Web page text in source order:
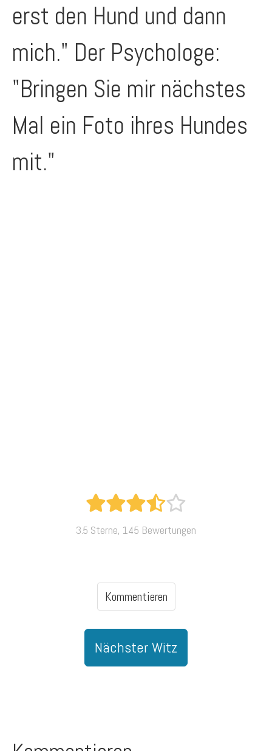
erst den Hund und dann
mich." Der Psychologe:
"Bringen Sie mir nächstes
Mal ein Foto ihres Hundes
mit."
3.5 Sterne, 145 Bewertungen
Kommentieren
Nächster Witz